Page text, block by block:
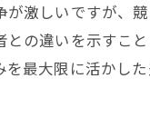
実践
企業
継
激しいですが、
の違いを示すこ
最大限に活かし